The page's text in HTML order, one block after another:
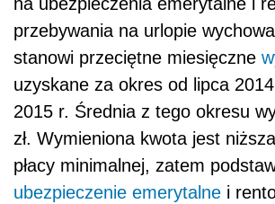
na ubezpieczenia emerytalne i
przebywania na urlopie
stanowi przeciętne miesięczne
uzyskane za okres od lipca
2015 r. Średnia z tego okresu
zł. Wymieniona kwota jest
płacy minimalnej, zatem
ubezpieczenie emerytalne i